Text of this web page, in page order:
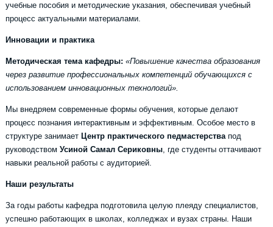
учебные пособия и методические указания, обеспечивая учебный
процесс актуальными материалами.
Инновации и практика
Методическая тема кафедры: «Повышение качества образования
через развитие профессиональных компетенций обучающихся с
использованием инновационных технологий».
Мы внедряем современные формы обучения, которые делают
процесс познания интерактивным и эффективным. Особое место в
структуре занимает Центр практического педмастерствапод
руководствомУсиной Самал Сериковны, где студенты оттачивают
навыки реальной работы с аудиторией.
Наши результаты
За годы работы кафедра подготовила целую плеяду специалистов,
успешно работающих в школах, колледжах и вузах страны. Наши